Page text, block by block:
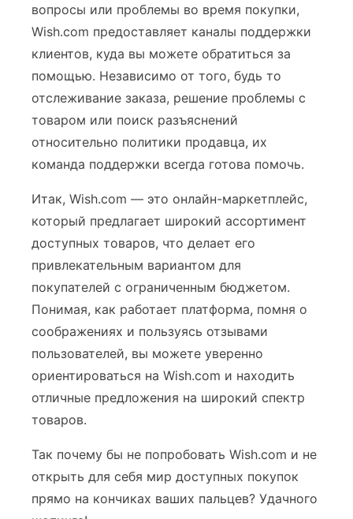
вопросы или проблемы во время покупки,
Wish.com предоставляет каналы поддержки
клиентов, куда вы можете обратиться за
помощью. Независимо от того, будь то
отслеживание заказа, решение проблемы с
товаром или поиск разъяснений
относительно политики продавца, их
команда поддержки всегда готова помочь.
Итак, Wish.com — это онлайн-маркетплейс,
который предлагает широкий ассортимент
доступных товаров, что делает его
привлекательным вариантом для
покупателей с ограниченным бюджетом.
Понимая, как работает платформа, помня о
соображениях и пользуясь отзывами
пользователей, вы можете уверенно
ориентироваться на Wish.com и находить
отличные предложения на широкий спектр
товаров.
Так почему бы не попробовать Wish.com и не
открыть для себя мир доступных покупок
прямо на кончиках ваших пальцев? Удачного